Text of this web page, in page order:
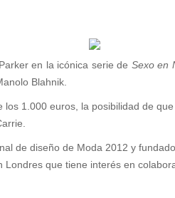
en la icónica serie de Sexo en
Blahnik.
los 1.000 euros, la posibilidad de
de diseño de Moda 2012 y
que tiene interés en